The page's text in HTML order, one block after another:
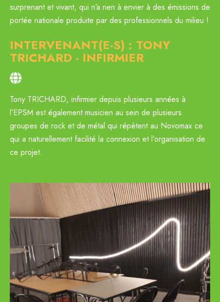
surprenant et vivant, qui n’a rien à envier à des émissions de
portée nationale produite par des professionnels du milieu !
INTERVENANT(E-S) : TONY
TRICHARD - INFIRMIER
Tony TRICHARD, infirmier depuis plusieurs années à
l’EPSM est également musicien au sein de plusieurs
groupes de rock et de métal qui répètent au Novomax ce
qui a naturellement facilité la connexion et l’organisation de
ce projet.